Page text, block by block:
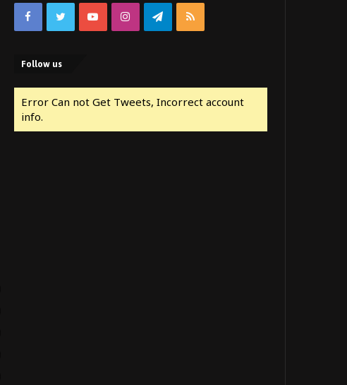
FacebookTwitterYouTubeInstagramTelegram
RSS
Follow us
Error Can not Get Tweets, Incorrect account
info.